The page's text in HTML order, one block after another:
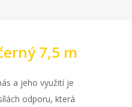
7,5 m
a jeho využití je
odporu, která